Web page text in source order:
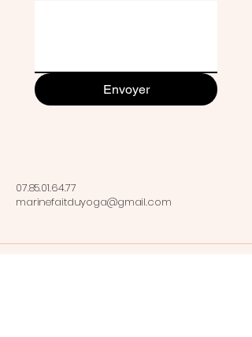
Envoyer
07.85.01.64.77
marinefaitduyoga@gmail.com